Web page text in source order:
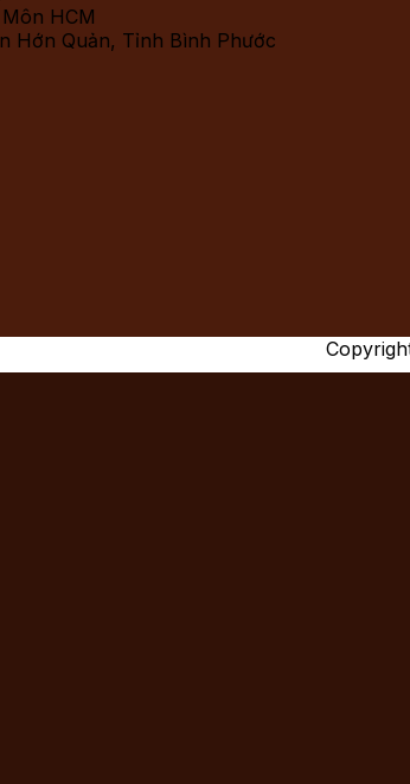
HCM
Hớn Quản, Tỉnh Bình Phước